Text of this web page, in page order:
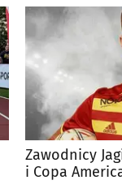
Zawodnicy
i Copa